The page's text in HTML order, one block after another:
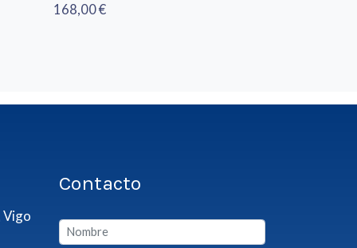
168,00 €
Vigo
Contacto